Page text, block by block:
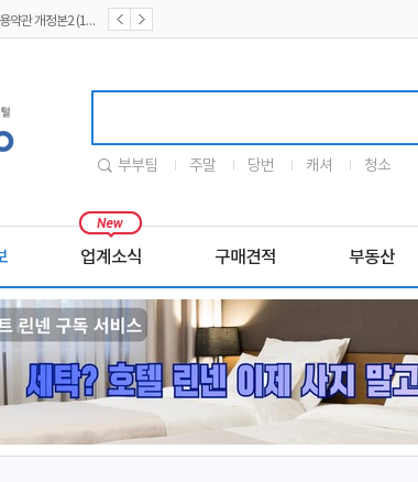
[공지] [호텔업] 개인정보 처리방침 개정본2 (19.09.02)
부부팀 주말 당번 캐셔 청소
업계소식 구매견적 부동산